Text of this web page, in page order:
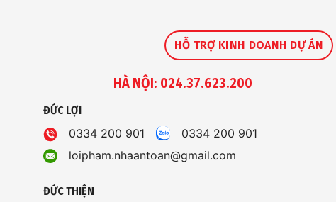
HỖ TRỢ KINH DOANH DỰ ÁN
HÀ NỘI: 024.37.623.200
ĐỨC LỢI
0334 200 901
0334 200 901
loipham.nhaantoan@gmail.com
ĐỨC THIỆN